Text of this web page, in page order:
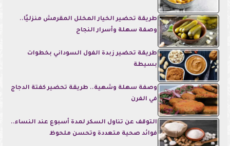
طريقة تحضير الخيار المخلل المقرمش منزليًا..
وصفة سهلة وأسرار النجاح
طريقة تحضير زبدة الفول السوداني بخطوات
بسيطة
وصفة سهلة وشهية.. طريقة تحضير كفتة الدجاج
في الفرن
التوقف عن تناول السكر لمدة أسبوع عند النساء..
فوائد صحية متعددة وتحسن ملحوظ